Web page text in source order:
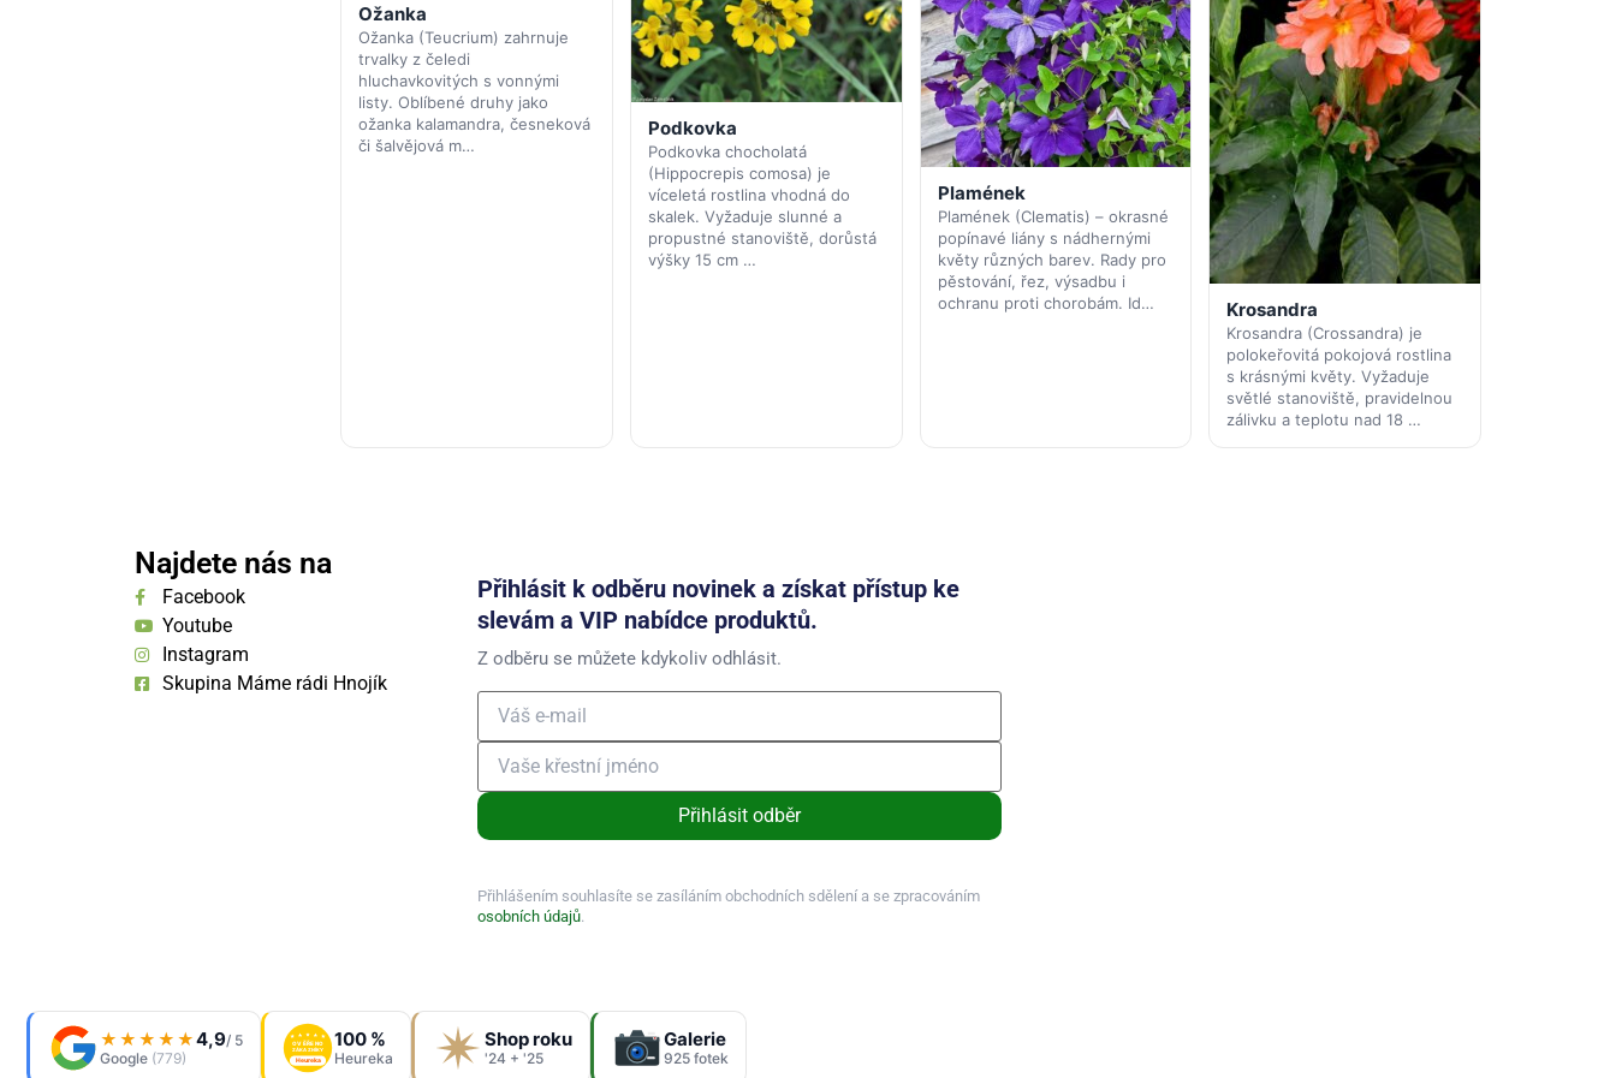
Ožanka
Ožanka (Teucrium) zahrnuje
trvalky z čeledi
hluchavkovitých s vonnými
listy. Oblíbené druhy jako
ožanka kalamandra, česneková
či šalvějová m…
Podkovka
Podkovka chocholatá
(Hippocrepis comosa) je
víceletá rostlina vhodná do
skalek. Vyžaduje slunné a
propustné stanoviště, dorůstá
výšky 15 cm …
Plamének
Plamének (Clematis) – okrasné
popínavé liány s nádhernými
květy různých barev. Rady pro
pěstování, řez, výsadbu i
ochranu proti chorobám. Id…
Krosandra
Krosandra (Crossandra) je
polokeřovitá pokojová rostlina
s krásnými květy. Vyžaduje
světlé stanoviště, pravidelnou
zálivku a teplotu nad 18 …
Najdete nás na
Facebook
Youtube
Instagram
Skupina Máme rádi Hnojík
Přihlásit k odběru novinek a získat přístup ke
slevám a VIP nabídce produktů.
Z odběru se můžete kdykoliv odhlásit.
Přihlásit odběr
Přihlášením souhlasíte se zasíláním obchodních sdělení a se zpracováním
osobních údajů.
★★★★★4,9/ 5
Google (779)
OVĚŘENO
ZÁKAZNÍKY
Heureka
100 %
Heureka
Shop roku
'24 + '25
Galerie
925 fotek